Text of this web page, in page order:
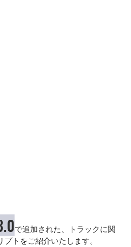
で追加された、トラックに関
トをご紹介いたします。